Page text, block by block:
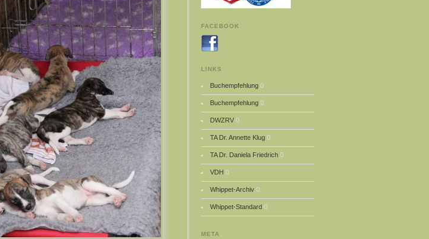
FACEBOOK
LINKS
Buchempfehlung0
Buchempfehlung0
DWZRV0
TA Dr. Annette Klug0
TA Dr. Daniela Friedrich0
VDH 0
Whippet-Archiv0
Whippet-Standard0
META